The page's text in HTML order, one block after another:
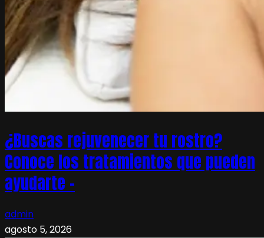
¿Buscas rejuvenecer tu rostro?
Conoce los tratamientos que pueden
ayudarte –
admin
agosto 5, 2026